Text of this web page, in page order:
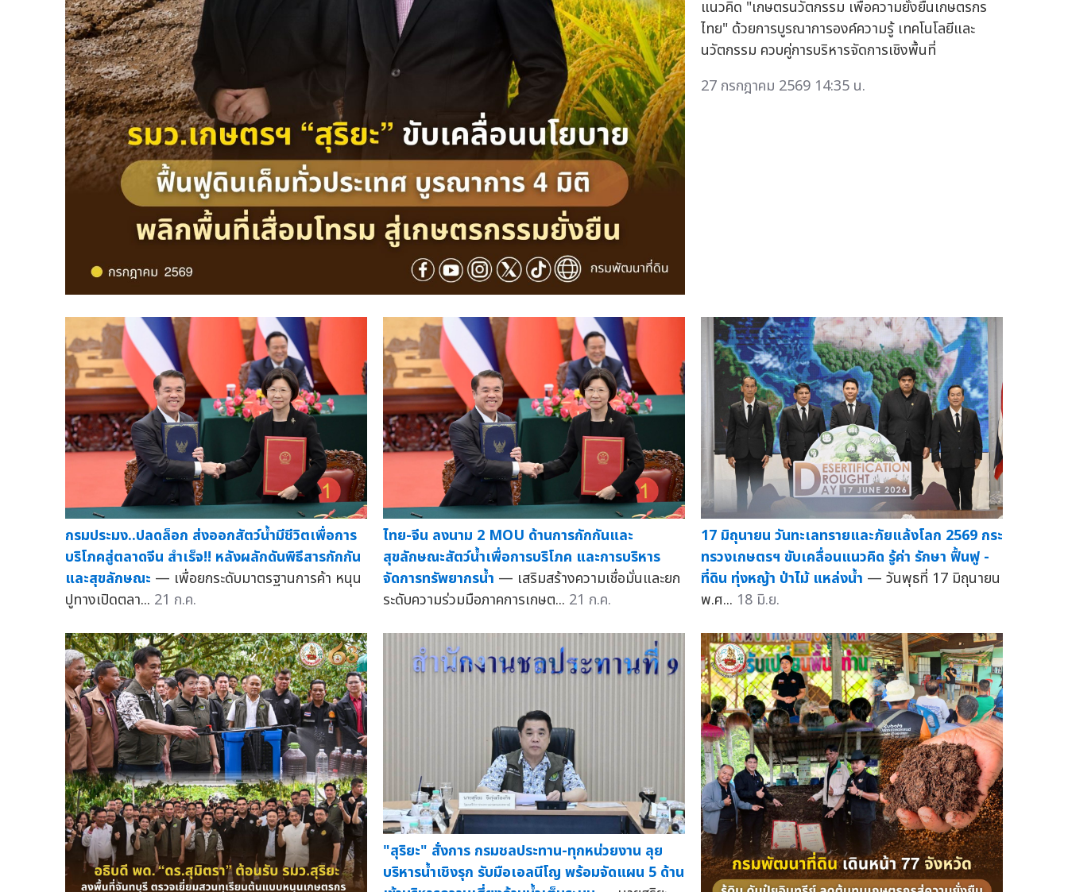
แนวคิด "เกษตรนวัตกรรม เพื่อความยั่งยืนเกษตรกร
ไทย" ด้วยการบูรณาการองค์ความรู้ เทคโนโลยีและ
นวัตกรรม ควบคู่การบริหารจัดการเชิงพื้นที่
27 กรกฎาคม 2569 14:35 น.
กรมประมง..ปลดล็อก ส่งออกสัตว์น้ำมีชีวิตเพื่อการ
บริโภคสู่ตลาดจีน สำเร็จ!! หลังผลักดันพิธีสารกักกัน
และสุขลักษณะ — เพื่อยกระดับมาตรฐานการค้า หนุน
ปูทางเปิดตลา... 21 ก.ค.
ไทย-จีน ลงนาม 2 MOU ด้านการกักกันและ
สุขลักษณะสัตว์น้ำเพื่อการบริโภค และการบริหาร
จัดการทรัพยากรน้ำ — เสริมสร้างความเชื่อมั่นและยก
ระดับความร่วมมือภาคการเกษต... 21 ก.ค.
17 มิถุนายน วันทะเลทรายและภัยแล้งโลก 2569 กระ
ทรวงเกษตรฯ ขับเคลื่อนแนวคิด รู้ค่า รักษา ฟื้นฟู -
ที่ดิน ทุ่งหญ้า ป่าไม้ แหล่งน้ำ — วันพุธที่ 17 มิถุนายน
พ.ศ... 18 มิ.ย.
"สุริยะ" สั่งการ กรมชลประทาน-ทุกหน่วยงาน ลุย
บริหารน้ำเชิงรุก รับมือเอลนีโญ พร้อมจัดแผน 5 ด้าน